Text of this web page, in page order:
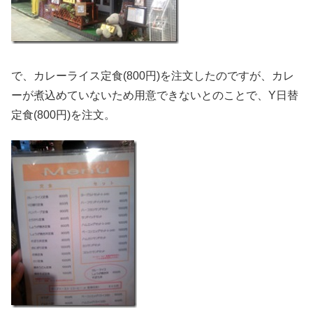
で、カレーライス定食(800円)を注文したのですが、カレ
ーが煮込めていないため用意できないとのことで、Y日替
定食(800円)を注文。